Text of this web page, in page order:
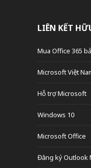
LIÊN KẾT
Mua Office 365
Microsoft Việt
Hỗ trợ Microsoft
Windows 10
Microsoft Office
Đăng ký Outlook